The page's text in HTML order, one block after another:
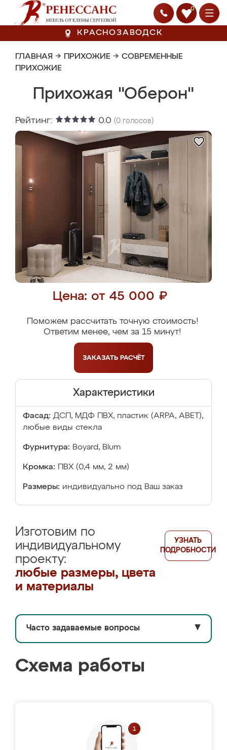
0
КРАСНОЗАВОДСК
ГЛАВНАЯ → ПРИХОЖИЕ → СОВРЕМЕННЫЕ
ПРИХОЖИЕ
Прихожая "Оберон"
Рейтинг: 0.0 (0 голосов)
Цена: от 45 000 ₽
Поможем рассчитать точную стоимость!
Ответим менее, чем за 15 минут!
ЗАКАЗАТЬ РАСЧЁТ
Характеристики
Фасад: ДСП, МДФ ПВХ, пластик (ARPA, ABET),
любые виды стекла
Фурнитура: Boyard, Blum
Кромка: ПВХ (0,4 мм, 2 мм)
Размеры: индивидуально под Ваш заказ
Изготовим по
индивидуальному
проекту:
любые размеры, цвета
и материалы
УЗНАТЬ
ПОДРОБНОСТИ
Часто задаваемые вопросы ▼
Схема работы